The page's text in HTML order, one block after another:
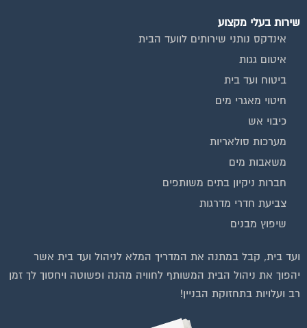
שירות בעלי מקצוע
אינדקס נותני שירותים לוועד הבית
איטום גגות
ביטוח ועד בית
חיטוי מאגרי מים
כיבוי אש
מערכות סולאריות
משאבות מים
חברות ניקיון בתים משותפים
צביעת חדרי מדרגות
שיפוץ מבנים
ועד בית, קבל במתנה את המדריך המלא לניהול ועד בית אשר
יהפוך את ניהול הבית המשותף לחוויה מהנה ופשוטה ויחסוך לך זמן
רב ועלויות בתחזוקת הבניין!
הצטרפו עכשיו לקבוצת
הפייסבוק הגדולה בישראל
הנותנת מענה לבעיות
הדיור בבית המשותף!!!